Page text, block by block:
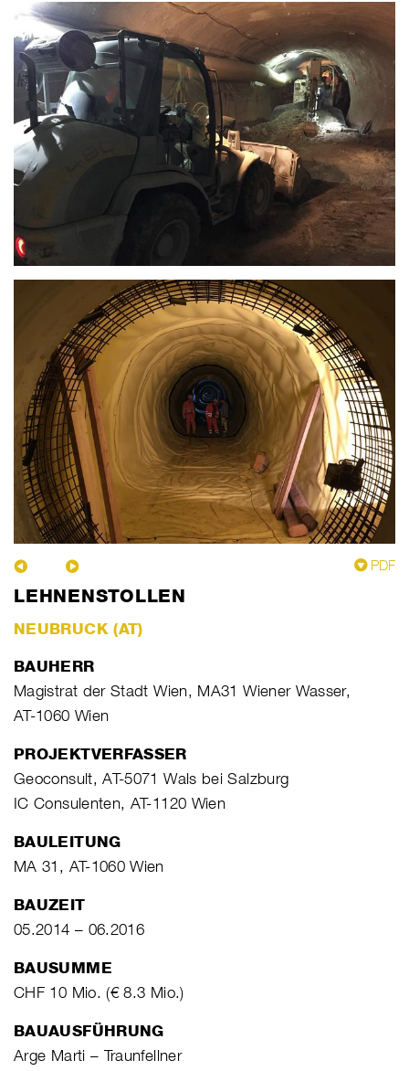
PDF
LEHNENSTOLLEN
NEUBRUCK (AT)
BAUHERR
Magistrat der Stadt Wien, MA31 Wiener Wasser,
AT-1060 Wien
PROJEKTVERFASSER
Geoconsult, AT-5071 Wals bei Salzburg
IC Consulenten, AT-1120 Wien
BAULEITUNG
MA 31, AT-1060 Wien
BAUZEIT
05.2014 – 06.2016
BAUSUMME
CHF 10 Mio. (€ 8.3 Mio.)
BAUAUSFÜHRUNG
Arge Marti – Traunfellner